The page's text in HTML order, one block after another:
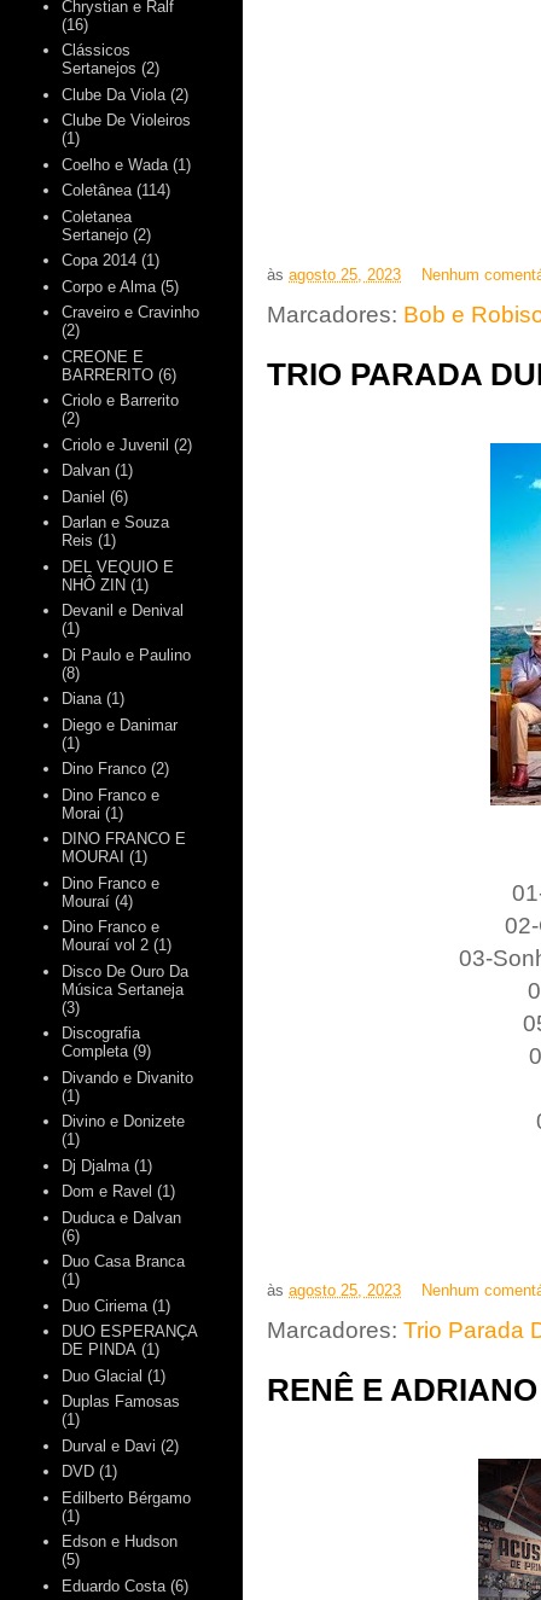
às agosto 25, 2023 Nenhum
Marcadores: Bob e
TRIO PARADA
03-
às agosto 25, 2023 Nenhum
Marcadores: Trio Parada
RENÊ E
Chrystian e Ralf
(16)
Clássicos
Sertanejos (2)
Clube Da Viola (2)
Clube De Violeiros
(1)
Coelho e Wada (1)
Coletânea (114)
Coletanea
Sertanejo (2)
Copa 2014 (1)
Corpo e Alma (5)
Craveiro e Cravinho
(2)
CREONE E
BARRERITO (6)
Criolo e Barrerito
(2)
Criolo e Juvenil (2)
Dalvan (1)
Daniel (6)
Darlan e Souza
Reis (1)
DEL VEQUIO E
NHÔ ZIN (1)
Devanil e Denival
(1)
Di Paulo e Paulino
(8)
Diana (1)
Diego e Danimar
(1)
Dino Franco (2)
Dino Franco e
Morai (1)
DINO FRANCO E
MOURAI (1)
Dino Franco e
Mouraí (4)
Dino Franco e
Mouraí vol 2 (1)
Disco De Ouro Da
Música Sertaneja
(3)
Discografia
Completa (9)
Divando e Divanito
(1)
Divino e Donizete
(1)
Dj Djalma (1)
Dom e Ravel (1)
Duduca e Dalvan
(6)
Duo Casa Branca
(1)
Duo Ciriema (1)
DUO ESPERANÇA
DE PINDA (1)
Duo Glacial (1)
Duplas Famosas
(1)
Durval e Davi (2)
DVD (1)
Edilberto Bérgamo
(1)
Edson e Hudson
(5)
Eduardo Costa (6)